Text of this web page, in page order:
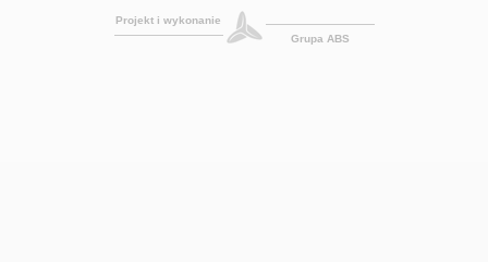
Projekt i wykonanie
Grupa ABS